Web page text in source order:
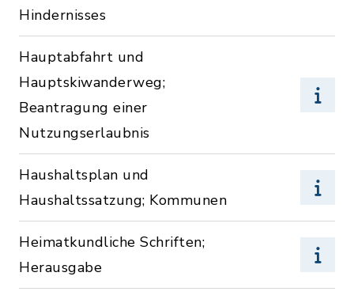
Hindernisses
Hauptabfahrt und
Hauptskiwanderweg;
Beantragung einer
Nutzungserlaubnis
Haushaltsplan und
Haushaltssatzung; Kommunen
Heimatkundliche Schriften;
Herausgabe